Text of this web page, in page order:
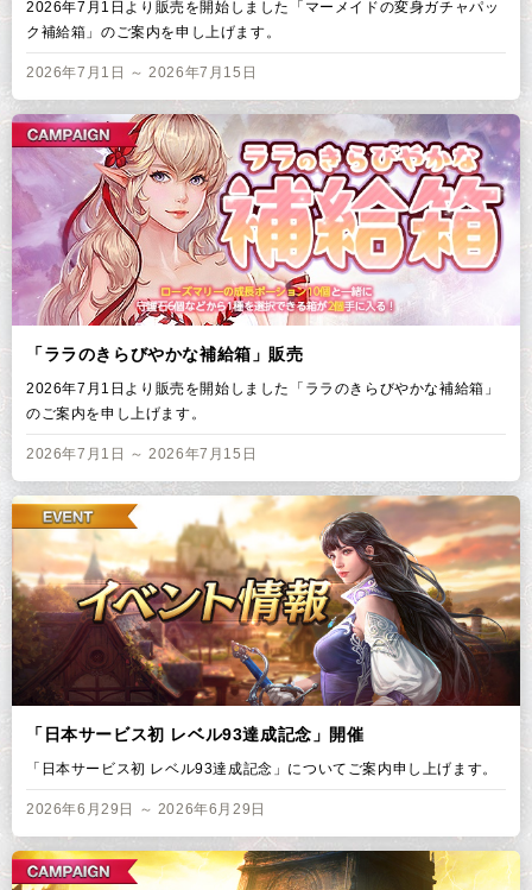
2026年7月1日より販売を開始しました「マーメイドの変身ガチャパッ
ク補給箱」のご案内を申し上げます。
2026年7月1日 ～ 2026年7月15日
「ララのきらびやかな補給箱」販売
2026年7月1日より販売を開始しました「ララのきらびやかな補給箱」
のご案内を申し上げます。
2026年7月1日 ～ 2026年7月15日
「日本サービス初 レベル93達成記念」開催
「日本サービス初 レベル93達成記念」についてご案内申し上げます。
2026年6月29日 ～ 2026年6月29日